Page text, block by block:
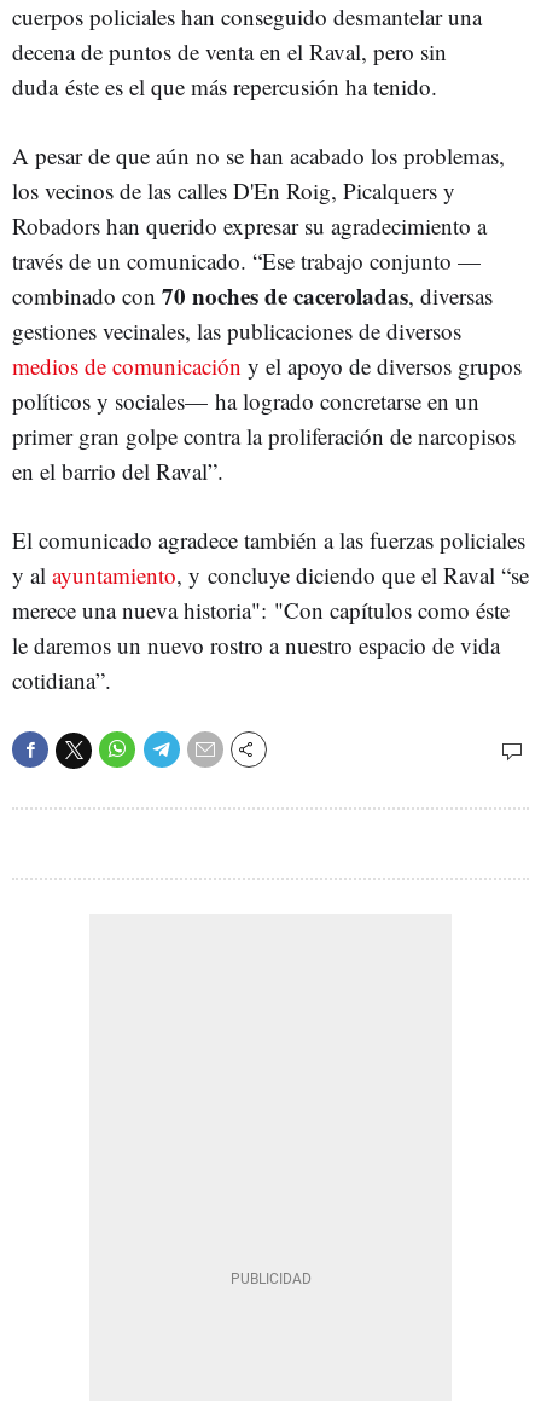
cuerpos policiales han conseguido desmantelar una
decena de puntos de venta en el Raval, pero sin
duda éste es el que más repercusión ha tenido.
A pesar de que aún no se han acabado los problemas,
los vecinos de las calles D'En Roig, Picalquers y
Robadors han querido expresar su agradecimiento a
través de un comunicado. “Ese trabajo conjunto —
combinado con 70 noches de caceroladas, diversas
gestiones vecinales, las publicaciones de diversos
medios de comunicación y el apoyo de diversos grupos
políticos y sociales— ha logrado concretarse en un
primer gran golpe contra la proliferación de narcopisos
en el barrio del Raval”.
El comunicado agradece también a las fuerzas policiales
y al ayuntamiento, y concluye diciendo que el Raval “se
merece una nueva historia": "Con capítulos como éste
le daremos un nuevo rostro a nuestro espacio de vida
cotidiana”.